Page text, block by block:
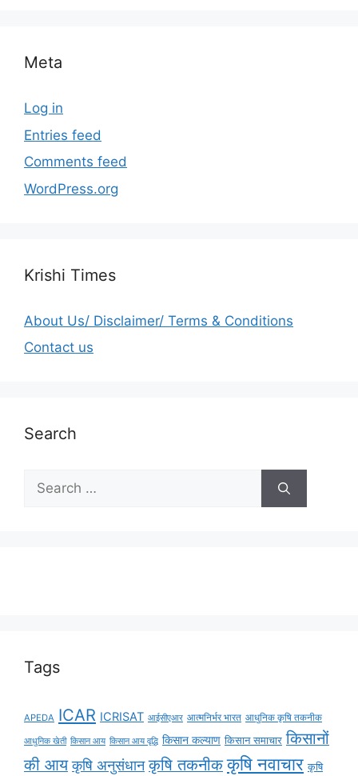
Meta
Log in
Entries feed
Comments feed
WordPress.org
Krishi Times
About Us/ Disclaimer/ Terms & Conditions
Contact us
Search
Tags
APEDA ICAR ICRISAT आईसीएआर आत्मनिर्भर भारत आधुनिक कृषि तकनीक
आधुनिक खेती किसान आय किसान आय वृद्धि किसान कल्याण किसान समाचार किसानों
की आय कृषि अनुसंधान कृषि तकनीक कृषि नवाचार कृषि